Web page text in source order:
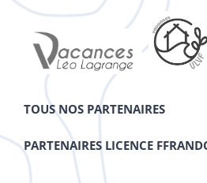
TOUS NOS PARTENAIRES
PARTENAIRES LICENCE